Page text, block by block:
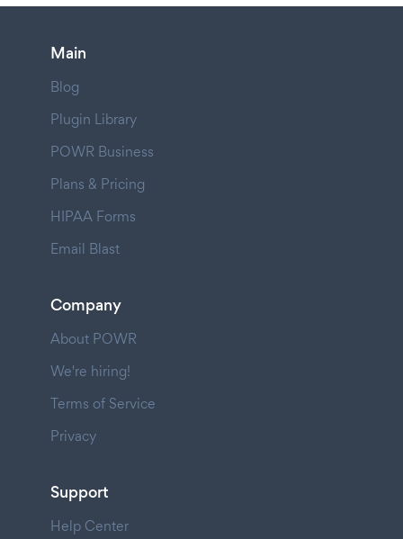
Main
Blog
Plugin Library
POWR Business
Plans & Pricing
HIPAA Forms
Email Blast
Company
About POWR
We're hiring!
Terms of Service
Privacy
Support
Help Center